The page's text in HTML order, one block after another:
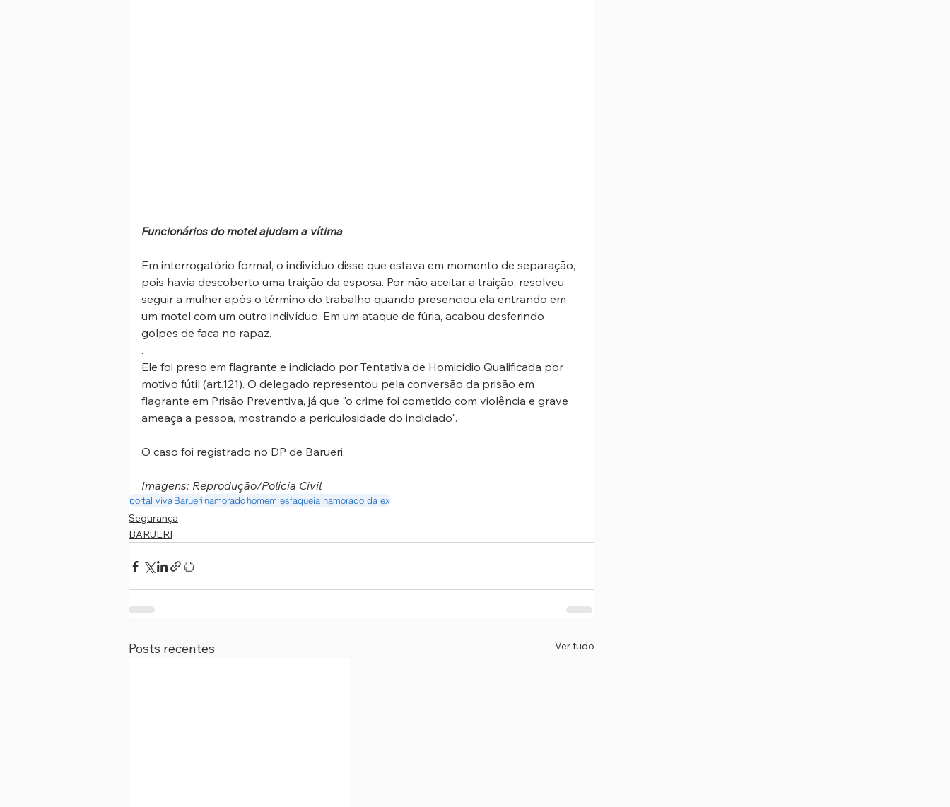
Funcionários do motel ajudam a vítima
Em interrogatório formal, o indivíduo disse que estava em momento de separação,
pois havia descoberto uma traição da esposa. Por não aceitar a traição, resolveu
seguir a mulher após o término do trabalho quando presenciou ela entrando em
um motel com um outro indivíduo. Em um ataque de fúria, acabou desferindo
golpes de faca no rapaz.
.
Ele foi preso em flagrante e indiciado por Tentativa de Homicídio Qualificada por
motivo fútil (art.121). O delegado representou pela conversão da prisão em
flagrante em Prisão Preventiva, já que "o crime foi cometido com violência e grave
ameaça a pessoa, mostrando a periculosidade do indiciado".
O caso foi registrado no DP de Barueri.
Imagens: Reprodução/Polícia Civil
portal vivaBaruerinamoradohomem esfaqueia namorado da ex
Segurança
BARUERI
Posts recentes Ver tudo